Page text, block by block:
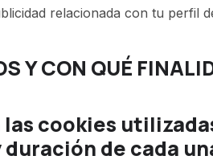
relacionada con tu perfil
Y CON QUÉ
cookies
de cada